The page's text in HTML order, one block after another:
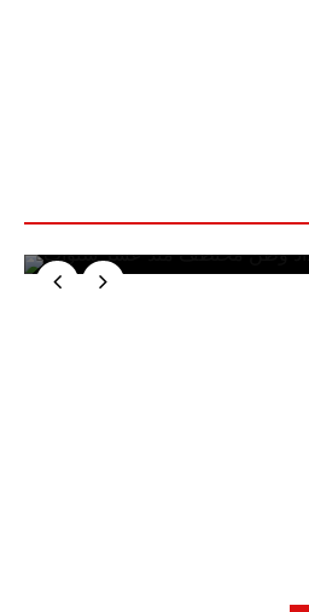
دمياط تكشف قواعد